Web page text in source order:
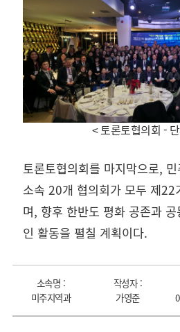
< 토론토협의회 -
토론토협의회를 마지막으로,
소속 20개 협의회가 모두 제22
며, 향후 한반도 평화 공존과
인 활동을 펼칠 계획이다.
소속명 :
미주지역과
작성자 :
가영준